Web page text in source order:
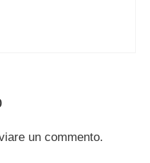
un commento.